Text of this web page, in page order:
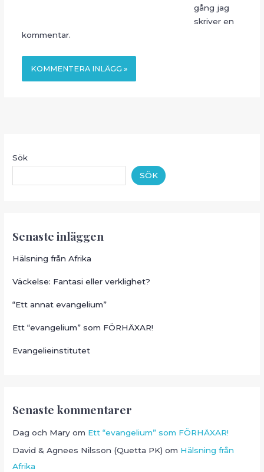
gång jag
skriver en
kommentar.
Sök
SÖK
Senaste inläggen
Hälsning från Afrika
Väckelse: Fantasi eller verklighet?
“Ett annat evangelium”
Ett “evangelium” som FÖRHÄXAR!
Evangelieinstitutet
Senaste kommentarer
Dag och Mary om Ett “evangelium” som FÖRHÄXAR!
David & Agnees Nilsson (Quetta PK) om Hälsning från
Afrika